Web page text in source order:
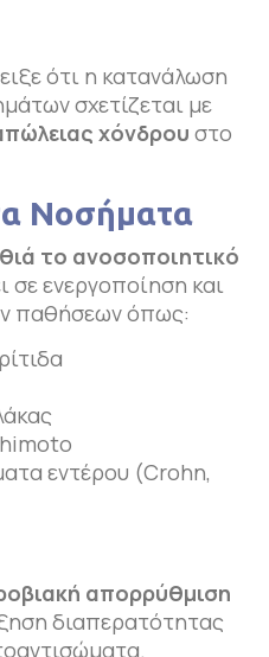
ότι η κατανάλωση
σχετίζεται με
χόνδρου στο
Νοσήματα
το ανοσοποιητικό
σε ενεργοποίηση και
παθήσεων όπως:
εντέρου (Crohn,
απορρύθμιση
διαπερατότητας